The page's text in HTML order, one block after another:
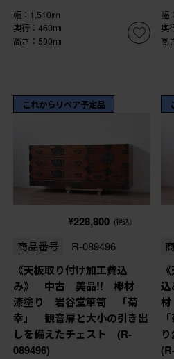
幅：1,510㎜
奥行：460㎜
高さ：500㎜
幅
奥
高
これからリペア予定品
¥228,800 (税込)
商品番号 R-089496
《天板取り付け加工費込
み》 中古 美品!! 欅材
漆塗り 岩谷堂箪笥 「菊
幸」 観音扉と大小の引き出
しを備えたチェスト (R-
089496)